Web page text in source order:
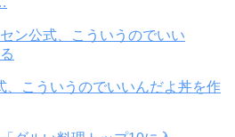
、こういうのでいいんだよ丼を作